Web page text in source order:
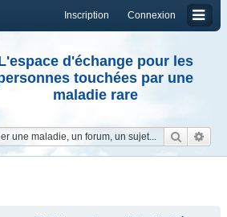
Connexion
Inscription
d'échange pour les
touchées par une
maladie rare